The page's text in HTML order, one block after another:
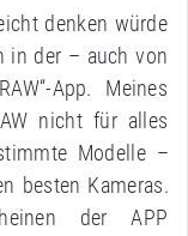
denken würde
in der – auch von
App. Meines
nicht für alles
Modelle –
besten Kameras.
der APP